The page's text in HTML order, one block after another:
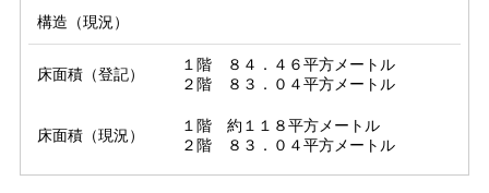
構造（現況）
床面積（登記）
１階　８４．４６平方メートル
２階　８３．０４平方メートル
床面積（現況）
１階　約１１８平方メートル
２階　８３．０４平方メートル